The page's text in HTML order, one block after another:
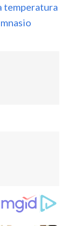
temperatura